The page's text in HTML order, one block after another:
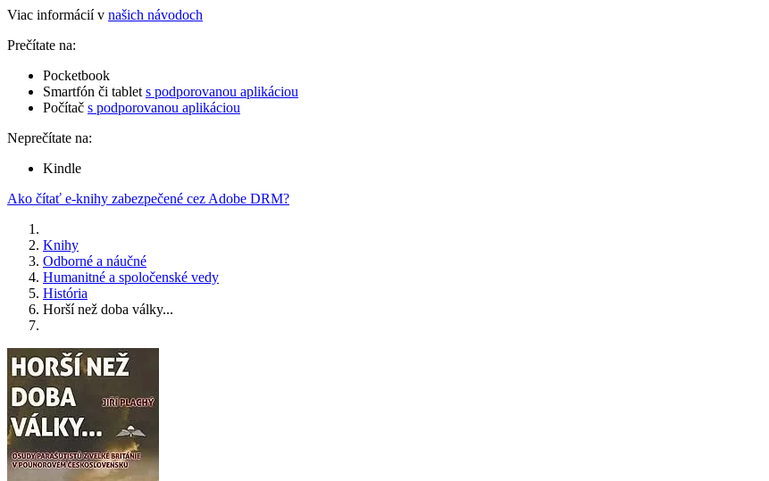
Viac informácií v našich návodoch
Prečítate na:
Pocketbook
Smartfón či tablet s podporovanou aplikáciou
Počítač s podporovanou aplikáciou
Neprečítate na:
Kindle
Ako čítať e-knihy zabezpečené cez Adobe DRM?
Knihy
Odborné a náučné
Humanitné a spoločenské vedy
História
Horší než doba války...